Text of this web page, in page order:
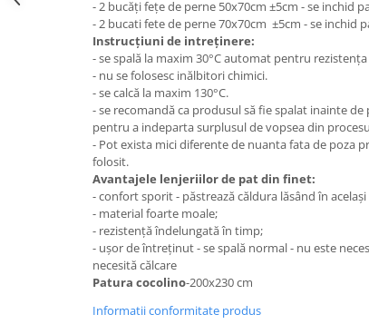
- 2 bucăți fețe de perne 50x70cm ±5cm - se inchid
- 2 bucati fete de perne 70x70cm ±5cm - se inchid
Instrucțiuni de intreținere:
- se spală la maxim 30°C automat pentru
- nu se folosesc inălbitori chimici.
- se calcă la maxim 130°C.
- se recomandă ca produsul să fie spalat inainte
pentru a indeparta surplusul de vopsea din
- Pot exista mici diferente de nuanta fata de poza
folosit.
Avantajele lenjeriilor de pat din finet:
- confort sporit - păstrează căldura lăsând în
- material foarte moale;
- rezistență îndelungată în timp;
- ușor de întreținut - se spală normal - nu este
necesită călcare
Patura cocolino-200x230 cm
Informatii conformitate produs